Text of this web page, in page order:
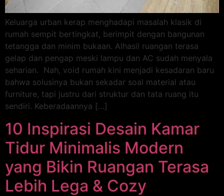
Keluarga urban kerap menghadapi masalah klasik di
rumah sempit bertingkat, berimpit dengan bangunan
tetangga dan minim bukaan. Alhasil ruangan terasa
gelap dan pengap meski lampu dan AC sudah menyala
seharian. Nah, void rumah kini menjadi kesadaran baru
bahwa solusinya bukan sekadar soal material atau
furniture, tapi justru dari struktur dan tata ruang itu
sendiri. Keberadaannya […]
10 Inspirasi Desain Kamar
Tidur Minimalis Modern
yang Bikin Ruangan Terasa
Lebih Lega & Cozy